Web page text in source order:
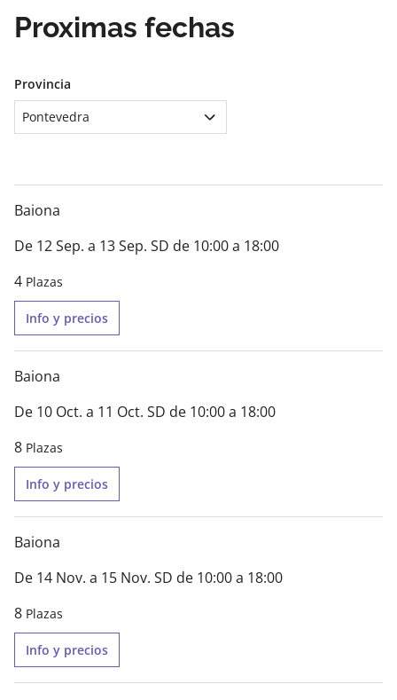
Proximas fechas
Provincia
Pontevedra
Baiona
De 12 Sep. a 13 Sep. SD de 10:00 a 18:00
4 Plazas
Info y precios
Baiona
De 10 Oct. a 11 Oct. SD de 10:00 a 18:00
8 Plazas
Info y precios
Baiona
De 14 Nov. a 15 Nov. SD de 10:00 a 18:00
8 Plazas
Info y precios